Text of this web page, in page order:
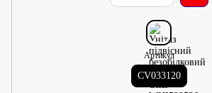
Артикул
CV033120